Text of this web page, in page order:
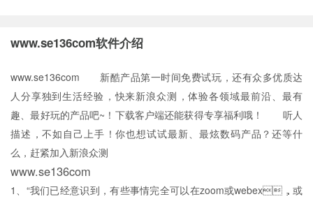
www.se136com软件介绍
www.se136com 新酷产品第一时间免费试玩，还有众多优质达
人分享独到生活经验，快来新浪众测，体验各领域最前沿、最有
趣、最好玩的产品吧~！下载客户端还能获得专享福利哦！ 听人
描述，不如自己上手！你也想试试最新、最炫数码产品？还等什
么，赶紧加入新浪众测
www.se136com
1、“我们已经意识到，有些事情完全可以在zoom或webex，或